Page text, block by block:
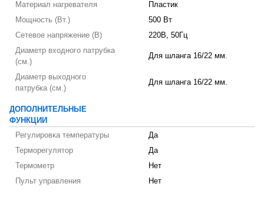
Материал нагревателя
Пластик
Мощность (Вт.)
500 Вт
Сетевое напряжение (В)
220В, 50Гц
Диаметр входного патрубка
(см.)
Для шланга 16/22 мм.
Диаметр выходного
патрубка (см.)
Для шланга 16/22 мм.
ДОПОЛНИТЕЛЬНЫЕ
ФУНКЦИИ
Регулировка температуры
Да
Терморегулятор
Да
Термометр
Нет
Пульт управления
Нет